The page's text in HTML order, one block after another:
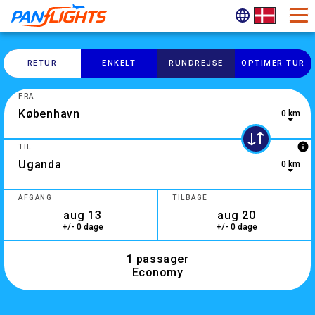
RETUR ENKELT RUNDREJSE OPTIMER TUR
3 results are available, use up and down arrow keys to
FRA
0 km
0 results are available, use up and down arrow keys to
TIL info
0 km
AFGANG
+/- 0 dage
TILBAGE
+/- 0 dage
1 passager
Economy